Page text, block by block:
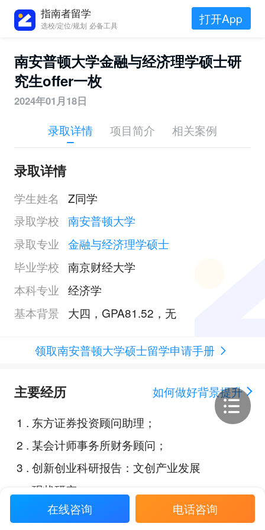
指南者留学
选校/定位/规划 必备工具 打开App
南安普顿大学金融与经济理学硕士研
究生offer一枚
2024年01月18日
录取详情 项目简介 相关案例
录取详情
学生姓名
Z同学
录取学校 南安普顿大学
录取专业 金融与经济理学硕士
毕业学校 南京财经大学
本科专业 经济学
基本背景
大四，GPA81.52，无
领取南安普顿大学硕士留学申请手册
主要经历
如何做好背景提升
1 . 东方证券投资顾问助理；
2 . 某会计师事务所财务顾问；
3 . 创新创业科研报告：文创产业发展
现状研究；
在线咨询
电话咨询